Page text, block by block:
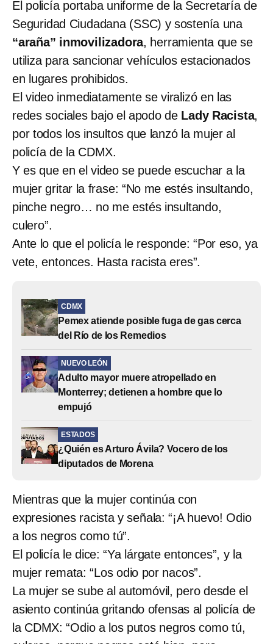
El policía portaba uniforme de la Secretaría de
Seguridad Ciudadana (SSC) y sostenía una
“araña” inmovilizadora, herramienta que se
utiliza para sancionar vehículos estacionados
en lugares prohibidos.
El video inmediatamente se viralizó en las
redes sociales bajo el apodo de Lady Racista,
por todos los insultos que lanzó la mujer al
policía de la CDMX.
Y es que en el video se puede escuchar a la
mujer gritar la frase: “No me estés insultando,
pinche negro… no me estés insultando,
culero”.
Ante lo que el policía le responde: “Por eso, ya
vete, entonces. Hasta racista eres”.
CDMX
Pemex atiende posible fuga de gas cerca
del Río de los Remedios
NUEVO LEÓN
Adulto mayor muere atropellado en
Monterrey; detienen a hombre que lo
empujó
ESTADOS
¿Quién es Arturo Ávila? Vocero de los
diputados de Morena
Mientras que la mujer continúa con
expresiones racista y señala: “¡A huevo! Odio
a los negros como tú”.
El policía le dice: “Ya lárgate entonces”, y la
mujer remata: “Los odio por nacos”.
La mujer se sube al automóvil, pero desde el
asiento continúa gritando ofensas al policía de
la CDMX: “Odio a los putos negros como tú,